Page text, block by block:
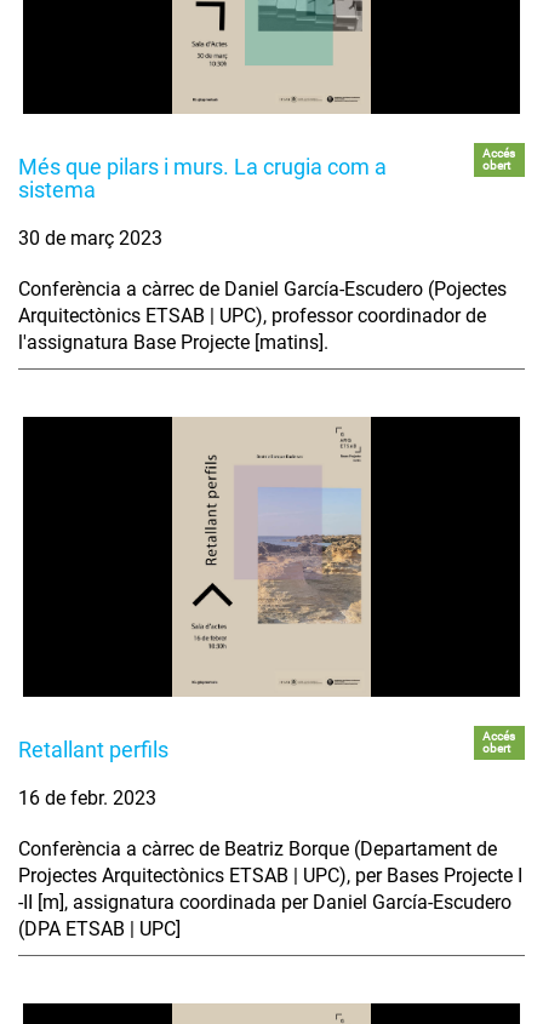
Més que pilars i murs. La crugia com a
sistema
Accés
obert
30 de març 2023
Conferència a càrrec de Daniel García-Escudero (Pojectes
Arquitectònics ETSAB | UPC), professor coordinador de
l'assignatura Base Projecte [matins].
Retallant perfils
Accés
obert
16 de febr. 2023
Conferència a càrrec de Beatriz Borque (Departament de
Projectes Arquitectònics ETSAB | UPC), per Bases Projecte I
-II [m], assignatura coordinada per Daniel García-Escudero
(DPA ETSAB | UPC]